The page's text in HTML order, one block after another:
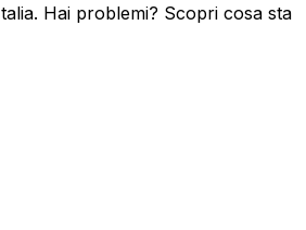
Hai problemi? Scopri cosa sta